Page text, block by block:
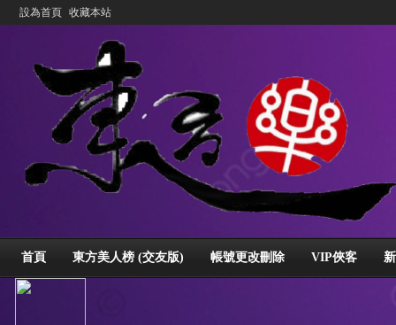
設為首頁 收藏本站
首頁 東方美人榜 (交友版) 帳號更改刪除 VIP俠客